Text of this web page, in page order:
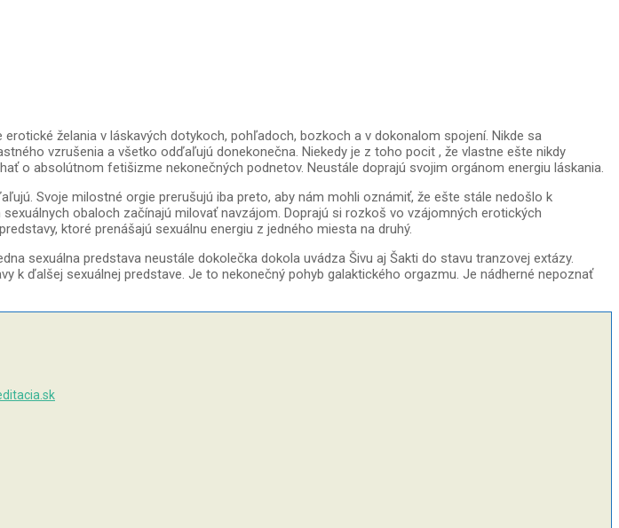
želania v láskavých dotykoch, pohľadoch, bozkoch a v dokonalom spojení. Nikde sa
vzrušenia a všetko odďaľujú donekonečna. Niekedy je z toho pocit , že vlastne ešte nikdy
o absolútnom fetišizme nekonečných podnetov. Neustále doprajú svojim orgánom energiu láskania.
Svoje milostné orgie prerušujú iba preto, aby nám mohli oznámiť, že ešte stále nedošlo k
obaloch začínajú milovať navzájom. Doprajú si rozkoš vo vzájomných erotických
ktoré prenášajú sexuálnu energiu z jedného miesta na druhý.
sexuálna predstava neustále dokolečka dokola uvádza Šivu aj Šakti do stavu tranzovej extázy.
k ďalšej sexuálnej predstave. Je to nekonečný pohyb galaktického orgazmu. Je nádherné nepoznať